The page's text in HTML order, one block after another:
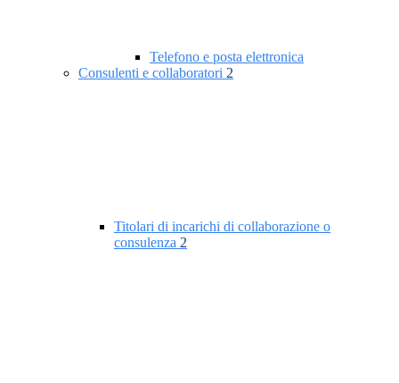
Telefono e posta elettronica
Consulenti e collaboratori 2
Titolari di incarichi di collaborazione o
consulenza 2